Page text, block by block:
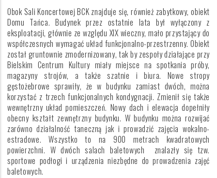
Obok Sali Koncertowej BCK znajduje się, również zabytkowy, obiekt
Domu Tańca. Budynek przez ostatnie lata był wyłączony z
eksploatacji, głównie ze względu XIX wieczny, mało przystający do
współczesnych wymagać układ funkcjonalno-przestrzenny. Obiekt
został gruntownie zmodernizowany, tak by zespoły działające przy
Bielskim Centrum Kultury miały miejsce na spotkania próby,
magazyny strojów, a także szatnie i biura. Nowe stropy
gęstożebrowe sprawiły, że w budynku zamiast dwóch, można
korzystać z trzech funkcjonalnych kondygnacji. Zmienił się także
wewnętrzny układ pomieszczeń. Nowy dach i elewacja dopełniły
obecny kształt zewnętrzny budynku. W budynku można rozwijać
zarówno działalność taneczną jak i prowadzić zajęcia wokalno-
estradowe. Wszystko to na 900 metrach kwadratowych
powierzchni. W dwóch salach baletowych znalazły się tzw.
sportowe podłogi i urządzenia niezbędne do prowadzenia zajęć
baletowych.